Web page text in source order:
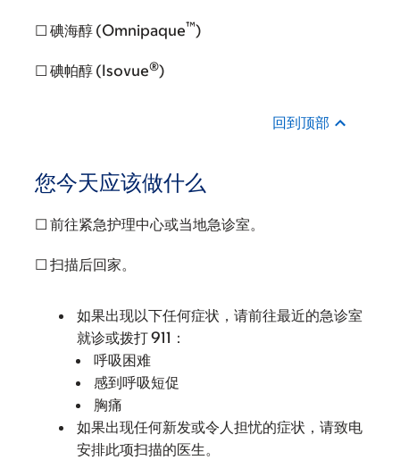
☐ 碘海醇 (Omnipaque™)
☐ 碘帕醇 (Isovue®)
回到顶部
您今天应该做什么
☐ 前往紧急护理中心或当地急诊室。
☐ 扫描后回家。
如果出现以下任何症状，请前往最近的急诊室
就诊或拨打 911：
呼吸困难
感到呼吸短促
胸痛
如果出现任何新发或令人担忧的症状，请致电
安排此项扫描的医生。